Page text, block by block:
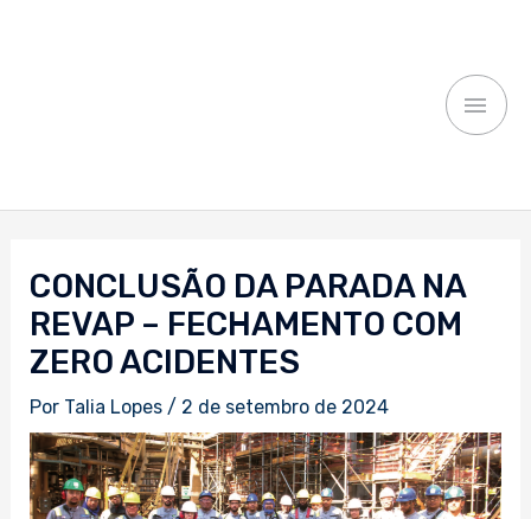
CONCLUSÃO DA PARADA NA
REVAP – FECHAMENTO COM
ZERO ACIDENTES
Por Talia Lopes / 2 de setembro de 2024
Post